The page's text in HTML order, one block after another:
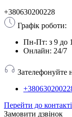
+380630200228
Графік роботи:
Пн-Пт: з 9 до
Онлайн: 24/7
Зателефонуйте
Перейти до
Замовити дзвінок